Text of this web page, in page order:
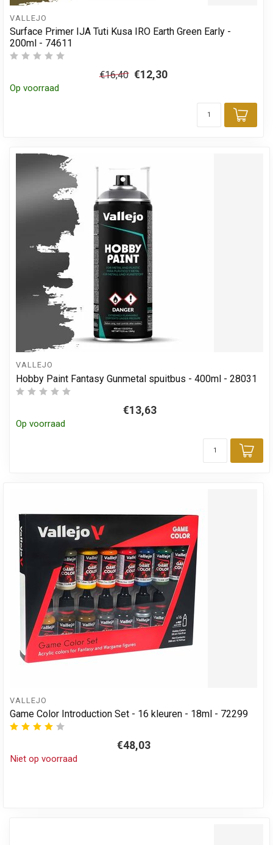
VALLEJO
Surface Primer IJA Tuti Kusa IRO Earth Green Early -
200ml - 74611
€16,40 €12,30
Op voorraad
VALLEJO
Hobby Paint Fantasy Gunmetal spuitbus - 400ml - 28031
€13,63
Op voorraad
VALLEJO
Game Color Introduction Set - 16 kleuren - 18ml - 72299
€48,03
Niet op voorraad